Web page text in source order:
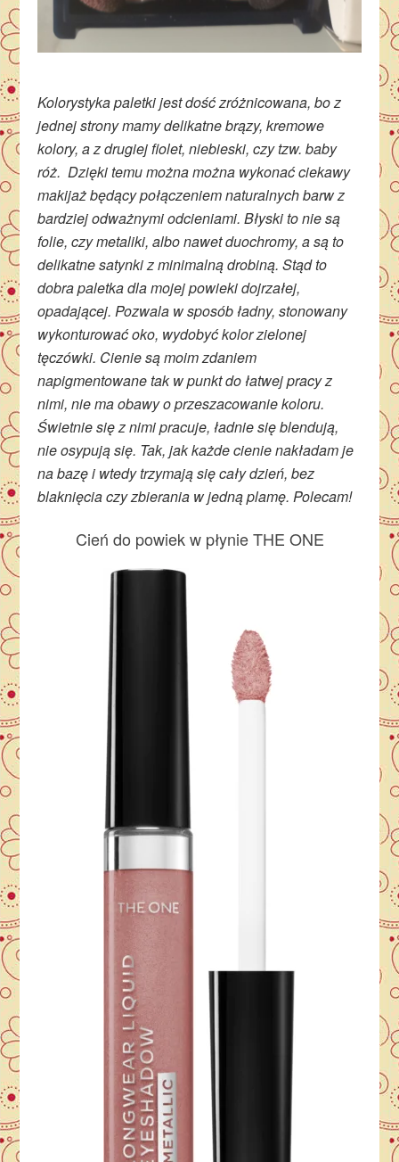
Kolorystyka paletki jest dość zróżnicowana, bo z
jednej strony mamy delikatne brązy, kremowe
kolory, a z drugiej fiolet, niebieski, czy tzw. baby
róż. Dzięki temu można można wykonać ciekawy
makijaż będący połączeniem naturalnych barw z
bardziej odważnymi odcieniami. Błyski to nie są
folie, czy metaliki, albo nawet duochromy, a są to
delikatne satynki z minimalną drobiną. Stąd to
dobra paletka dla mojej powieki dojrzałej,
opadającej. Pozwala w sposób ładny, stonowany
wykonturować oko, wydobyć kolor zielonej
tęczówki. Cienie są moim zdaniem
napigmentowane tak w punkt do łatwej pracy z
nimi, nie ma obawy o przeszacowanie koloru.
Świetnie się z nimi pracuje, ładnie się blendują,
nie osypują się. Tak, jak każde cienie nakładam je
na bazę i wtedy trzymają się cały dzień, bez
blaknięcia czy zbierania w jedną plamę. Polecam!
Cień do powiek w płynie THE ONE